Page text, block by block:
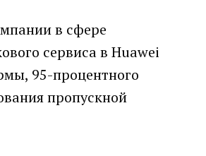
в сфере
сервиса в Huawei
95-процентного
пропускной